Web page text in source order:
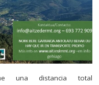
una distancia total